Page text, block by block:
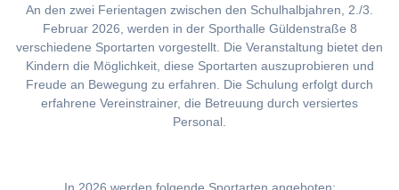
An den zwei Ferientagen zwischen den Schulhalbjahren, 2./3.
Februar 2026, werden in der Sporthalle Güldenstraße 8
verschiedene Sportarten vorgestellt. Die Veranstaltung bietet den
Kindern die Möglichkeit, diese Sportarten auszuprobieren und
Freude an Bewegung zu erfahren. Die Schulung erfolgt durch
erfahrene Vereinstrainer, die Betreuung durch versiertes
Personal.